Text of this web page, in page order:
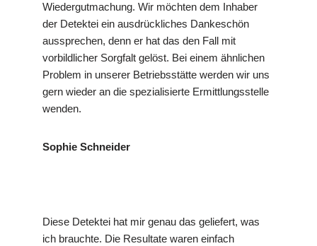
Wiedergutmachung. Wir möchten dem Inhaber
der Detektei ein ausdrückliches Dankeschön
aussprechen, denn er hat das den Fall mit
vorbildlicher Sorgfalt gelöst. Bei einem ähnlichen
Problem in unserer Betriebsstätte werden wir uns
gern wieder an die spezialisierte Ermittlungsstelle
wenden.
Sophie Schneider
Diese Detektei hat mir genau das geliefert, was
ich brauchte. Die Resultate waren einfach